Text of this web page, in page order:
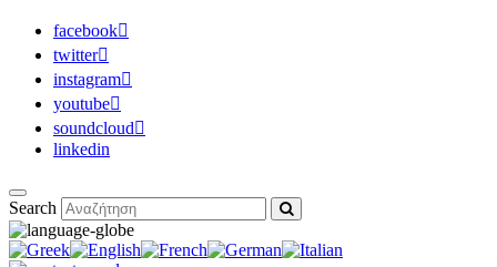
facebook
twitter
instagram
youtube
soundcloud
linkedin
Search